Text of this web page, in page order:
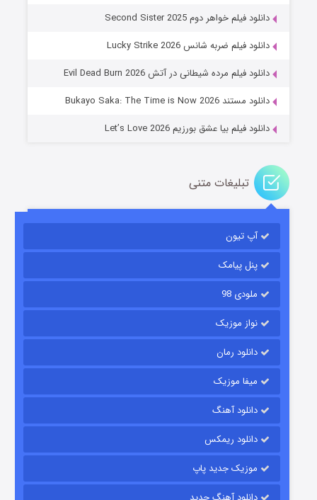
جادوگری در مغولستان
باب اسفنجی فصل ۱۷
قسمت۶ (زیرنویس) منتشر شد
قسمت۱۵ (دوبله) منتشر شد
دانلود فیلم خواهر دوم Second Sister 2025
دانلود فیلم ضربه شانس Lucky Strike 2026
دانلود فیلم مرده شیطانی در آتش Evil Dead Burn 2026
دانلود مستند Bukayo Saka: The Time is Now 2026
دانلود فیلم بیا عشق بورزیم Let’s Love 2026
تبلیغات متنی
آپ تیون
پنل پیامک
ملودی 98
نواز موزیک
دانلود رمان
میفا موزیک
دانلود آهنگ
دانلود ریمکس
موزیک جدید پاپ